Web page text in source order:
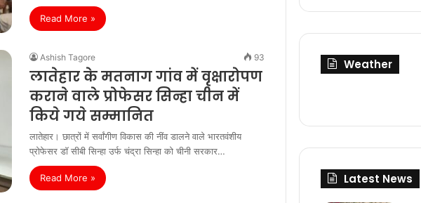
Read More »
Ashish Tagore 93
लातेहार के मतनाग गांव में वृक्षारोपण
कराने वाले प्रोफेसर सिन्हा चीन में
किये गये सम्मानित
लातेहार। छात्रों में सर्वांगीण विकास की नींव डालने वाले भारतवंशीय
प्रोफेसर डॉ सीबी सिन्हा उर्फ चंद्रा सिन्हा को चीनी सरकार…
Read More »
Weather
Latest News